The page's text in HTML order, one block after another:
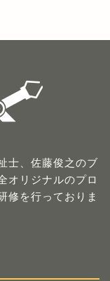
士、佐藤俊之のブ
オリジナルのプロ
修を行っておりま